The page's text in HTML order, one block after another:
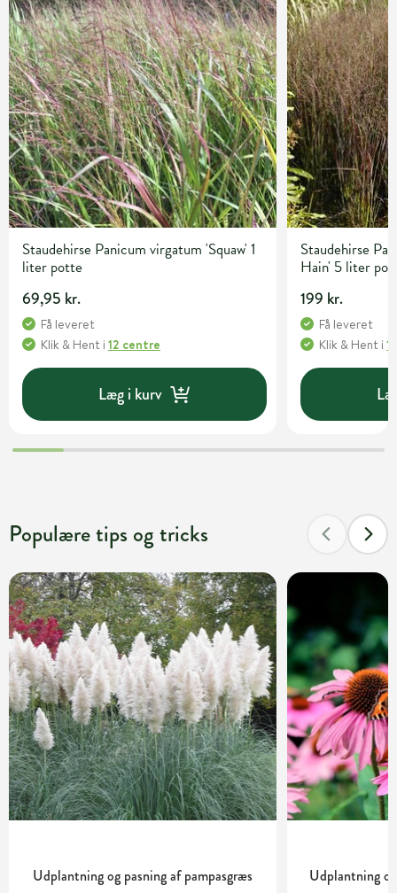
Staudehirse Panicum virgatum 'Squaw' 1
liter potte
69,95 kr.
Få leveret
Klik & Hent i 12 centre
Læg i kurv
Staudehirse
Hain' 5 liter
199 kr.
Få leveret
Klik & Hent i
Populære tips og tricks
Udplantning og pasning af pampasgræs Udplantning